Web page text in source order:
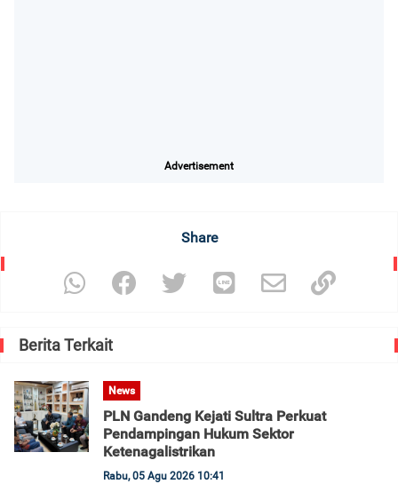
Advertisement
Share
Berita Terkait
News
PLN Gandeng Kejati Sultra Perkuat
Pendampingan Hukum Sektor
Ketenagalistrikan
Rabu, 05 Agu 2026 10:41